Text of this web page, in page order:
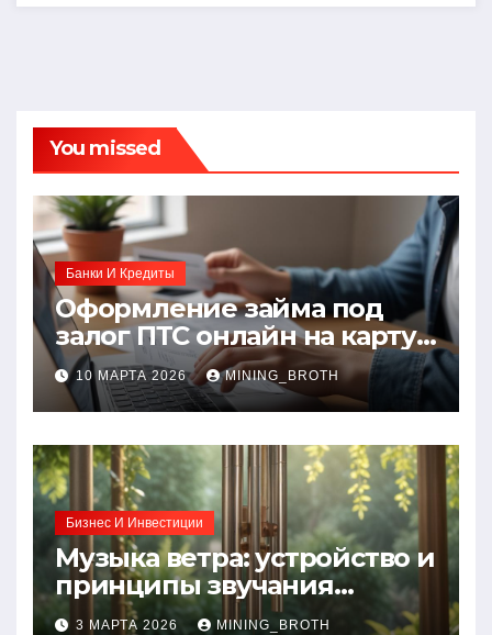
You missed
Банки И Кредиты
Оформление займа под
залог ПТС онлайн на карту
без визита в офис: порядок,
требования и документы
10 МАРТА 2026 MINING_BROTH
Бизнес И Инвестиции
Музыка ветра: устройство и
принципы звучания
колокольчиков
3 МАРТА 2026 MINING_BROTH